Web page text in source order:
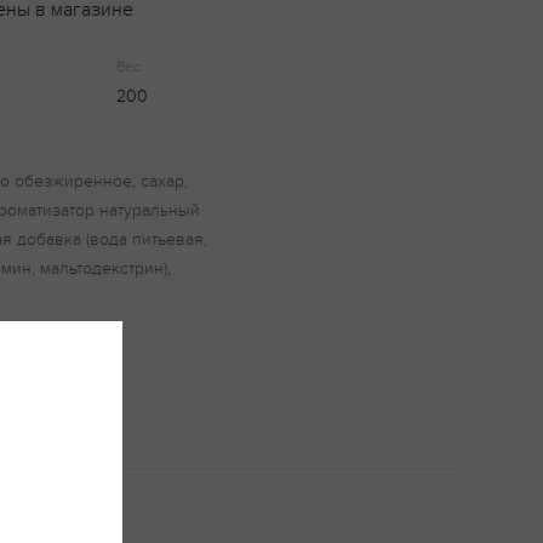
в магазине
Вес
200
обезжиренное, сахар,
натуральный
добавка (вода питьевая,
мальтодекстрин),